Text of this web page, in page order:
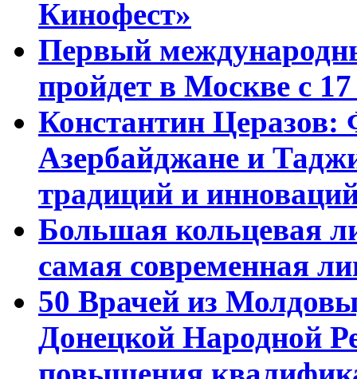
Кинофест»
Первый
пройдет в Москве с
Константин Церазов:
Азербайджане и
традиций и
Большая кольцевая
самая современная
50 Врачей из
Донецкой Народной